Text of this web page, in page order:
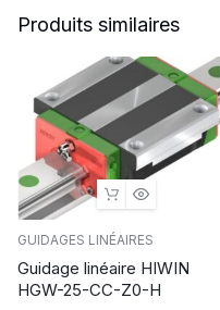
Produits similaires
GUIDAGES LINÉAIRES
Guidage linéaire HIWIN
HGW-25-CC-Z0-H